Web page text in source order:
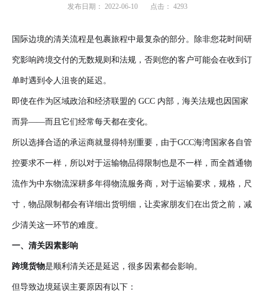
发布日期： 2022-06-10 点击： 4293
国际边境的清关流程是包裹旅程中最复杂的部分。除非您花时间研
究影响跨境交付的无数规则和法规，否则您的客户可能会在收到订
单时遇到令人沮丧的延迟。
即使在作为区域政治和经济联盟的 GCC 内部，海关法规也因国家
而异——而且它们经常每天都在变化。
所以选择合适的承运商就显得特别重要，由于GCC海湾国家各自管
控要求不一样，所以对于运输物品得限制也是不一样，而全酋通物
流作为中东物流深耕多年得物流服务商，对于运输要求，规格，尺
寸，物品限制都会有详细出货明细，让卖家朋友们在出货之前，减
少清关这一环节的难度。
一、清关因素影响
跨境货物是顺利清关还是延迟，很多因素都会影响。
但导致边境延误主要原因有以下：